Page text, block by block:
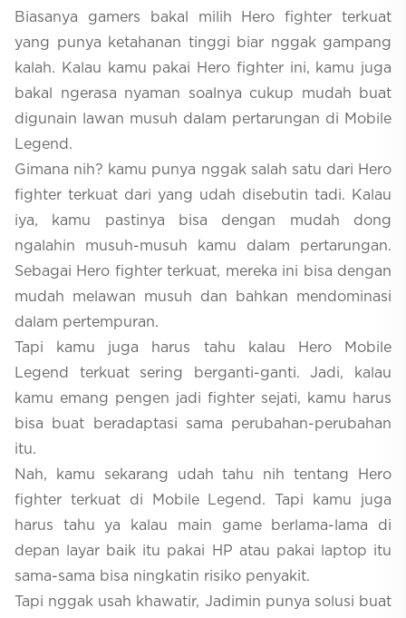
Biasanya gamers bakal milih Hero fighter terkuat
yang punya ketahanan tinggi biar nggak gampang
kalah. Kalau kamu pakai Hero fighter ini, kamu juga
bakal ngerasa nyaman soalnya cukup mudah buat
digunain lawan musuh dalam pertarungan di Mobile
Legend.
Gimana nih? kamu punya nggak salah satu dari Hero
fighter terkuat dari yang udah disebutin tadi. Kalau
iya, kamu pastinya bisa dengan mudah dong
ngalahin musuh-musuh kamu dalam pertarungan.
Sebagai Hero fighter terkuat, mereka ini bisa dengan
mudah melawan musuh dan bahkan mendominasi
dalam pertempuran.
Tapi kamu juga harus tahu kalau Hero Mobile
Legend terkuat sering berganti-ganti. Jadi, kalau
kamu emang pengen jadi fighter sejati, kamu harus
bisa buat beradaptasi sama perubahan-perubahan
itu.
Nah, kamu sekarang udah tahu nih tentang Hero
fighter terkuat di Mobile Legend. Tapi kamu juga
harus tahu ya kalau main game berlama-lama di
depan layar baik itu pakai HP atau pakai laptop itu
sama-sama bisa ningkatin risiko penyakit.
Tapi nggak usah khawatir, Jadimin punya solusi buat